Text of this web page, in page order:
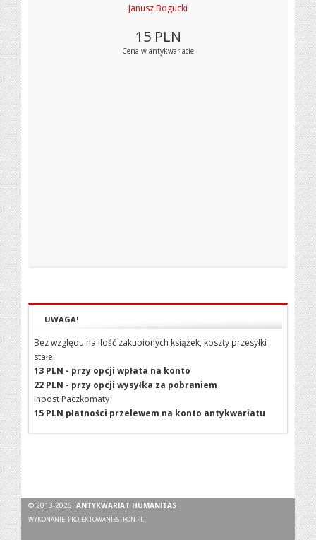
Janusz Bogucki
15 PLN
Cena w antykwariacie
UWAGA!
Bez względu na ilość zakupionych książek, koszty przesyłki
stałe:
13 PLN - przy opcji wpłata na konto
22 PLN - przy opcji wysyłka za pobraniem
Inpost Paczkomaty
15 PLN płatności przelewem na konto antykwariatu
© 2013-2026ANTYKWARIAT HUMANITAS
WYKONANIE: PROJEKTOWANIESTRON.PL